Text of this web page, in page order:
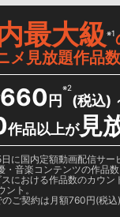
最大級※1
メ見放題作品
660 円
※2
(税込)
作品以上が見
に国内定額動画配信サー
・音楽コンテンツの作品数
における作品数のカウン
ト。
のご契約は月額760円(税込)